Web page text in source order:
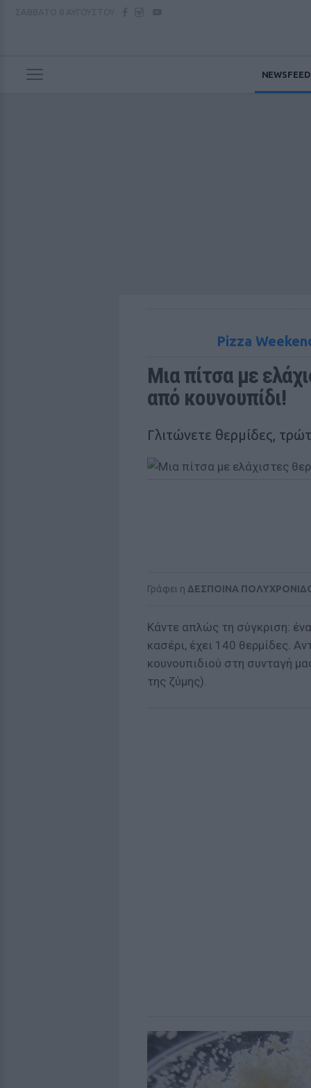
NEWSFEED
Pizza
Μια πίτσα με
από κουνουπίδι!
Γλιτώνετε θερμίδες,
Γράφει η ΔΕΣΠΟΙΝΑ
Κάντε απλώς τη σύγκριση:
κασέρι, έχει 140 θερμίδες.
κουνουπιδιού στη συνταγή
της ζύμης).